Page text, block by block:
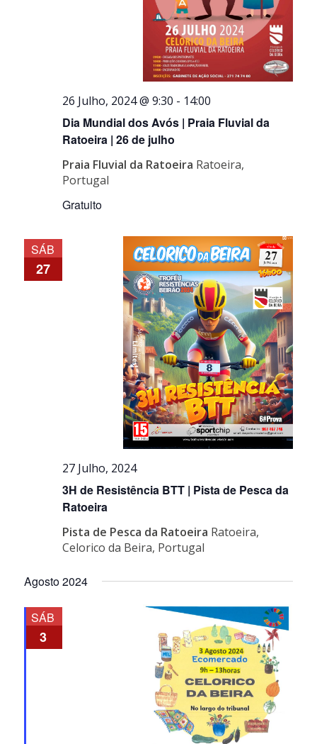
Dia Mundial dos Avós | Praia Fluvial da
Ratoeira | 26 de julho
26 Julho, 2024 @ 9:30 - 14:00
Praia Fluvial da Ratoeira Ratoeira,
Portugal
Gratuito
SÁB
27
3H de Resistência BTT | Pista de Pesca da
Ratoeira
27 Julho, 2024
Pista de Pesca da Ratoeira Ratoeira,
Celorico da Beira, Portugal
Agosto 2024
SÁB
3